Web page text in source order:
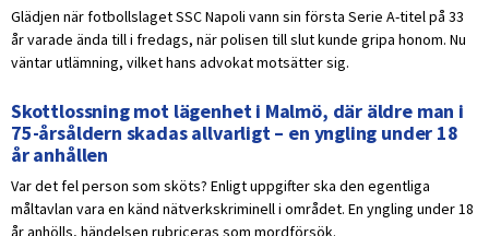
Glädjen när fotbollslaget SSC Napoli vann sin första Serie A-titel på 33
år varade ända till i fredags, när polisen till slut kunde gripa honom. Nu
väntar utlämning, vilket hans advokat motsätter sig.
Skottlossning mot lägenhet i Malmö, där äldre man i
75-årsåldern skadas allvarligt – en yngling under 18
år anhållen
Var det fel person som sköts? Enligt uppgifter ska den egentliga
måltavlan vara en känd nätverkskriminell i området. En yngling under 18
år anhölls, händelsen rubriceras som mordförsök.